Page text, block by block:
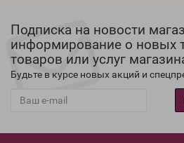
Подписка на новости
информирование о новых
товаров или услуг
Будьте в курсе новых акций и